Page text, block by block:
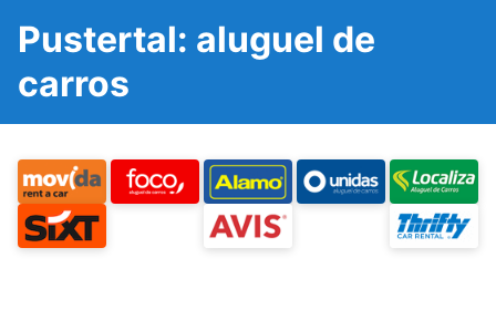
Pustertal: aluguel de
carros